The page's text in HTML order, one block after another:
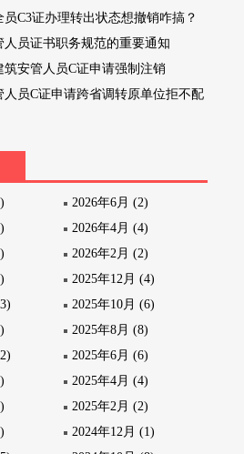
C3证办理转出状态想撤销咋搞？
人员证书职务规范的重要通知
筑安管人员C证申请强制注销
人员C证申请跨省调转原单位拒不配
2026年6月 (2)
2026年4月 (4)
2026年2月 (2)
2025年12月 (4)
2025年10月 (6)
2025年8月 (8)
2025年6月 (6)
2025年4月 (4)
2025年2月 (2)
2024年12月 (1)